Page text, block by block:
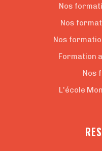
Nos
Nos
Nos
Formation
Nos
L'école